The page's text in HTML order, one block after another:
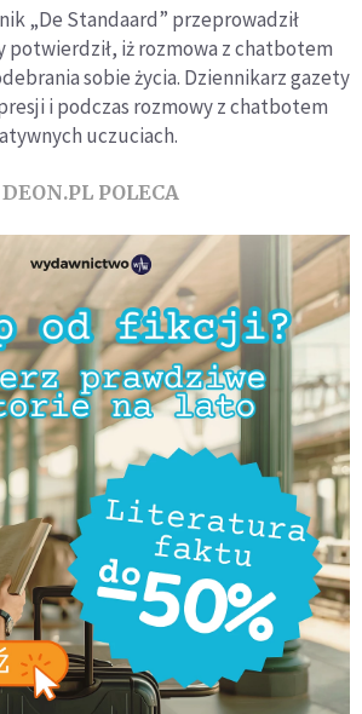
„De Standaard” przeprowadził
iż rozmowa z chatbotem
sobie życia. Dziennikarz gazety
i podczas rozmowy z chatbotem
uczuciach.
DEON.PL POLECA